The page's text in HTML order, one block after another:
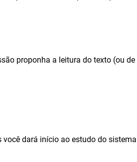
proponha a leitura do texto (ou
você dará início ao estudo do